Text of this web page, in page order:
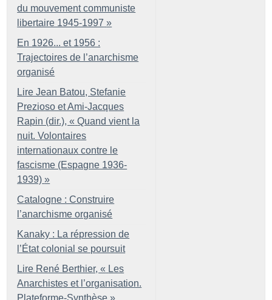
du mouvement communiste
libertaire 1945-1997 »
En 1926... et 1956 :
Trajectoires de l’anarchisme
organisé
Lire Jean Batou, Stefanie
Prezioso et Ami-Jacques
Rapin (dir.), « Quand vient la
nuit. Volontaires
internationaux contre le
fascisme (Espagne 1936-
1939) »
Catalogne : Construire
l’anarchisme organisé
Kanaky : La répression de
l’État colonial se poursuit
Lire René Berthier, « Les
Anarchistes et l’organisation.